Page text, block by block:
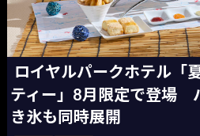
ロイヤルパークホテル「
ティー」8月限定で登場
き氷も同時展開